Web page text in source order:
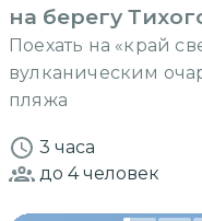
на берегу
Поехать на «край
вулканическим
пляжа
3 часа
до 4человек